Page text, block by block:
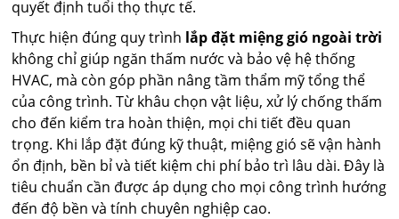
quyết định tuổi thọ thực tế.
Thực hiện đúng quy trình lắp đặt miệng gió ngoài trời
không chỉ giúp ngăn thấm nước và bảo vệ hệ thống
HVAC, mà còn góp phần nâng tầm thẩm mỹ tổng thể
của công trình. Từ khâu chọn vật liệu, xử lý chống thấm
cho đến kiểm tra hoàn thiện, mọi chi tiết đều quan
trọng. Khi lắp đặt đúng kỹ thuật, miệng gió sẽ vận hành
ổn định, bền bỉ và tiết kiệm chi phí bảo trì lâu dài. Đây là
tiêu chuẩn cần được áp dụng cho mọi công trình hướng
đến độ bền và tính chuyên nghiệp cao.